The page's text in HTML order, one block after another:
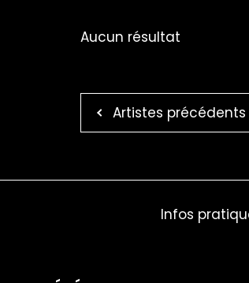
Aucun résultat
Artistes précédents
Infos